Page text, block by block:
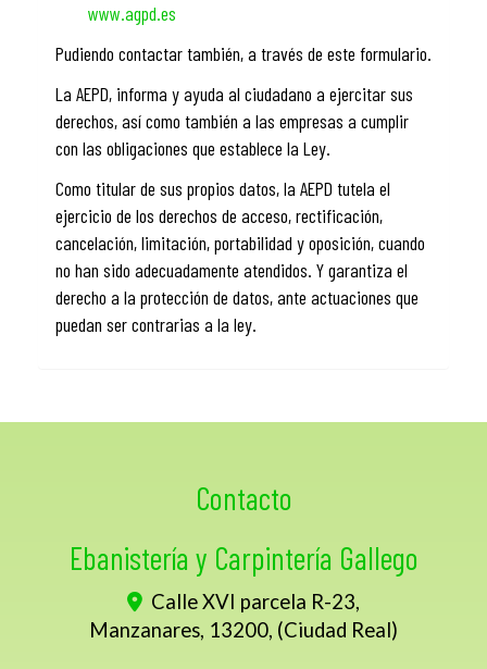
www.agpd.es
Pudiendo contactar también, a través de este formulario.
La AEPD, informa y ayuda al ciudadano a ejercitar sus
derechos, así como también a las empresas a cumplir
con las obligaciones que establece la Ley.
Como titular de sus propios datos, la AEPD tutela el
ejercicio de los derechos de acceso, rectificación,
cancelación, limitación, portabilidad y oposición, cuando
no han sido adecuadamente atendidos. Y garantiza el
derecho a la protección de datos, ante actuaciones que
puedan ser contrarias a la ley.
Contacto
Ebanistería y Carpintería Gallego
Calle XVI parcela R-23,
Manzanares, 13200, (Ciudad Real)